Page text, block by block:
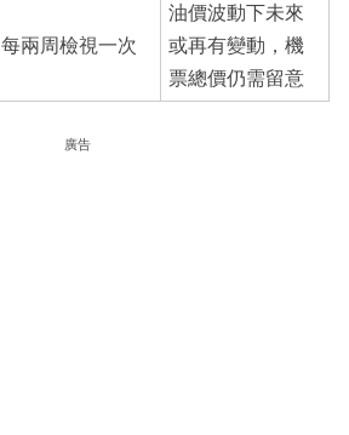
每兩周檢視一次
油價波動下未來
或再有變動，機
票總價仍需留意
廣告